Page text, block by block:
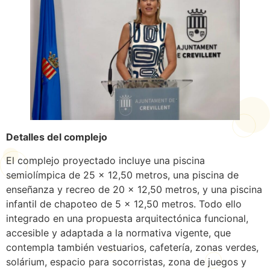
Detalles del complejo
El complejo proyectado incluye una piscina
semiolímpica de 25 x 12,50 metros, una piscina de
enseñanza y recreo de 20 x 12,50 metros, y una piscina
infantil de chapoteo de 5 x 12,50 metros. Todo ello
integrado en una propuesta arquitectónica funcional,
accesible y adaptada a la normativa vigente, que
contempla también vestuarios, cafetería, zonas verdes,
solárium, espacio para socorristas, zona de juegos y